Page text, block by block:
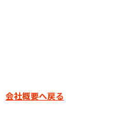
会社概要へ戻る